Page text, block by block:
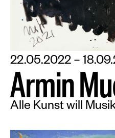
22.05.2022 –
ArminMu
Alle Kunst will